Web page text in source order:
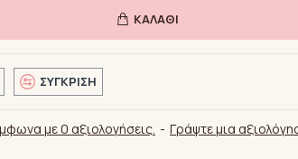
με 0 αξιολογήσεις. - Γράψτε μια
ΚΑΛΆΘΙ
ΣΎΓΚΡΙΣΗ